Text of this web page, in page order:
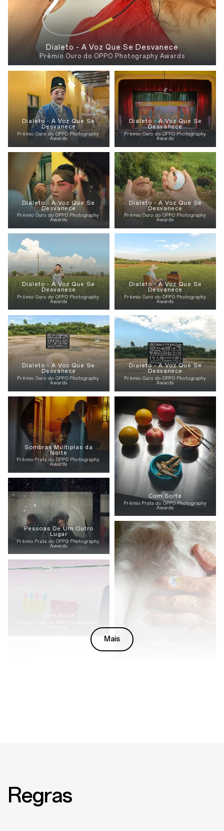
Dialeto - A Voz Que Se Desvanece
Prêmio Ouro do OPPO Photography Awards
Dialeto - A Voz Que Se
Desvanece
Prêmio Ouro do OPPO Photography
Awards
Dialeto - A Voz Que Se
Desvanece
Prêmio Ouro do OPPO Photography
Awards
Dialeto - A Voz Que Se
Desvanece
Prêmio Ouro do OPPO Photography
Awards
Dialeto - A Voz Que Se
Desvanece
Prêmio Ouro do OPPO Photography
Awards
Dialeto - A Voz Que Se
Desvanece
Prêmio Ouro do OPPO Photography
Awards
Sombras Múltiplas da
Noite
Prêmio Prata do OPPO Photography
Awards
Pessoas De Um Outro
Lugar
Prêmio Prata do OPPO Photography
Awards
Com Sorte
Dialeto - A Voz Que Se
Desvanece
Prêmio Ouro do OPPO Photography
Awards
Dialeto - A Voz Que Se
Desvanece
Prêmio Ouro do OPPO Photography
Awards
Dialeto - A Voz Que Se
Desvanece
Prêmio Ouro do OPPO Photography
Awards
Com Sorte
Prêmio Prata do OPPO Photography
Awards
Prêmio Prata do OPPO Photography
Mais
Regras